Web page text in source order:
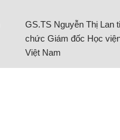
GS.TS Nguyễn Thị Lan
chức Giám đốc Học
Việt Nam